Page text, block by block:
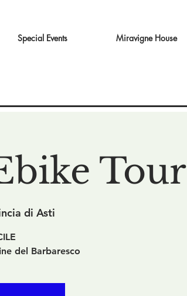
Special Events Miravigne House
Tour
di Asti
del Barbaresco